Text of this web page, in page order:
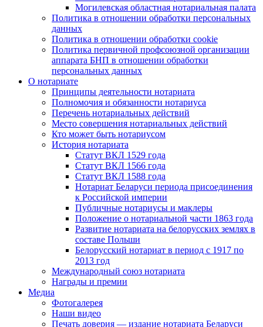
Могилевская областная нотариальная палата
Политика в отношении обработки персональных
данных
Политика в отношении обработки cookie
Политика первичной профсоюзной организации
аппарата БНП в отношении обработки
персональных данных
О нотариате
Принципы деятельности нотариата
Полномочия и обязанности нотариуса
Перечень нотариальных действий
Место совершения нотариальных действий
Кто может быть нотариусом
История нотариата
Статут ВКЛ 1529 года
Статут ВКЛ 1566 года
Статут ВКЛ 1588 года
Нотариат Беларуси периода присоединения
к Российской империи
Публичные нотариусы и маклеры
Положение о нотариальной части 1863 года
Развитие нотариата на белорусских землях в
составе Польши
Белорусский нотариат в период с 1917 по
2013 год
Международный союз нотариата
Награды и премии
Медиа
Фотогалерея
Наши видео
Печать доверия — издание нотариата Беларуси